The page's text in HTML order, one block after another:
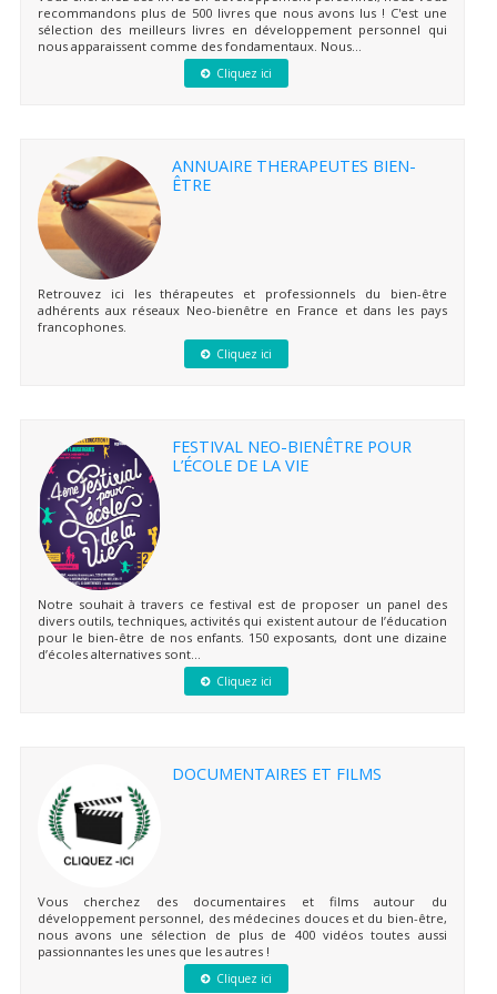
recommandons plus de 500 livres que nous avons lus ! C'est une
sélection des meilleurs livres en développement personnel qui
nous apparaissent comme des fondamentaux. Nous...
Cliquez ici
ANNUAIRE THERAPEUTES BIEN-
ÊTRE
Retrouvez ici les thérapeutes et professionnels du bien-être
adhérents aux réseaux Neo-bienêtre en France et dans les pays
francophones.
Cliquez ici
FESTIVAL NEO-BIENÊTRE POUR
L’ÉCOLE DE LA VIE
Notre souhait à travers ce festival est de proposer un panel des
divers outils, techniques, activités qui existent autour de l’éducation
pour le bien-être de nos enfants. 150 exposants, dont une dizaine
d’écoles alternatives sont...
Cliquez ici
DOCUMENTAIRES ET FILMS
Vous cherchez des documentaires et films autour du
développement personnel, des médecines douces et du bien-être,
nous avons une sélection de plus de 400 vidéos toutes aussi
passionnantes les unes que les autres !
Cliquez ici